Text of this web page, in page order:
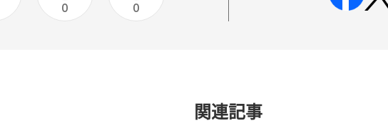
0 0
関連記事